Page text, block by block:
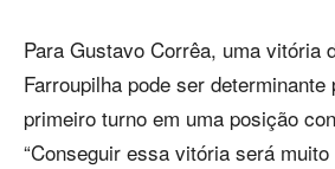
Para Gustavo Corrêa, uma vitória
Farroupilha pode ser
primeiro turno em uma posição
“Conseguir essa vitória será